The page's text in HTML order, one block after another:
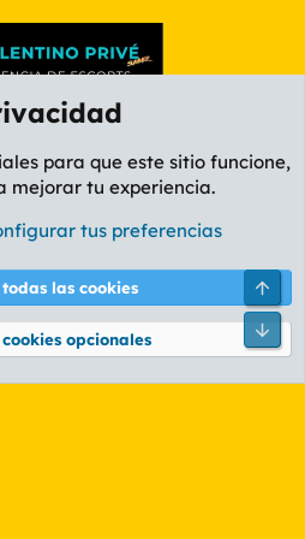
AMARILLO
Política de privacidad Ayuda
© 2010-2026 XenForo Ltd.
para que este sitio funcione,
mejorar tu experiencia.
tus preferencias
las cookies
opcionales
Pie